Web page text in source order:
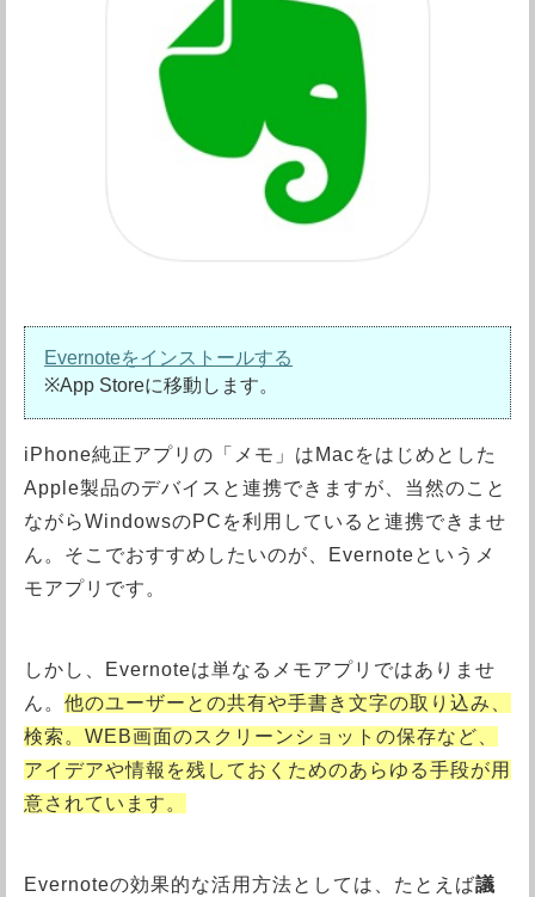
Evernoteをインストールする
※App Storeに移動します。
iPhone純正アプリの「メモ」はMacをはじめとした
Apple製品のデバイスと連携できますが、当然のこと
ながらWindowsのPCを利用していると連携できませ
ん。そこでおすすめしたいのが、Evernoteというメ
モアプリです。
しかし、Evernoteは単なるメモアプリではありませ
ん。 他のユーザーとの共有や手書き文字の取り込み、
検索。WEB画面のスクリーンショットの保存など、
アイデアや情報を残しておくためのあらゆる手段が用
意されています。
Evernoteの効果的な活用方法としては、たとえば議